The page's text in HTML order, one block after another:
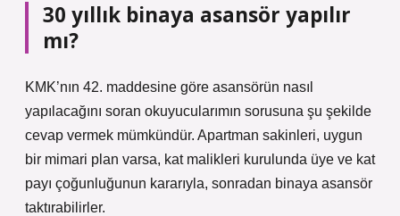
30 yıllık binaya asansör yapılır
mı?
KMK’nın 42. maddesine göre asansörün nasıl
yapılacağını soran okuyucularımın sorusuna şu şekilde
cevap vermek mümkündür. Apartman sakinleri, uygun
bir mimari plan varsa, kat malikleri kurulunda üye ve kat
payı çoğunluğunun kararıyla, sonradan binaya asansör
taktırabilirler.